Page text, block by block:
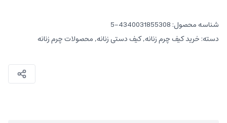
شناسه محصول: 4340031855308-5
دسته: خرید کیف چرم زنانه,کیف دستی زنانه,محصولات چرم زنانه